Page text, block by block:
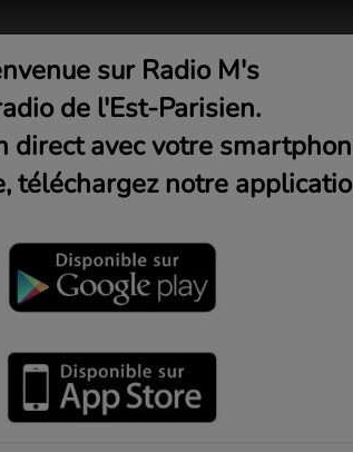
Musique Médias
frontières
sur Radio M's
de l'Est-Parisien.
direct avec votre
téléchargez notre